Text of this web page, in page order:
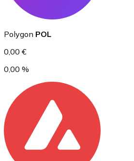
Ethereum
ETH
Polygon POL
0,00 €
0,00 %